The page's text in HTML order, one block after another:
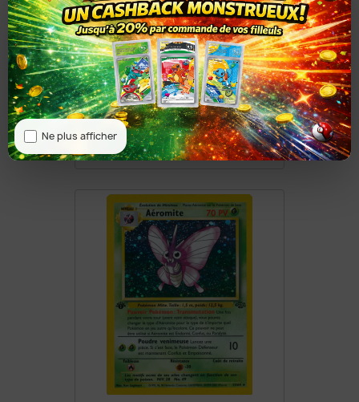
Aquali 12/64
8,50 €
Ne plus afficher